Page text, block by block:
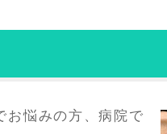
お悩みの方、病院で